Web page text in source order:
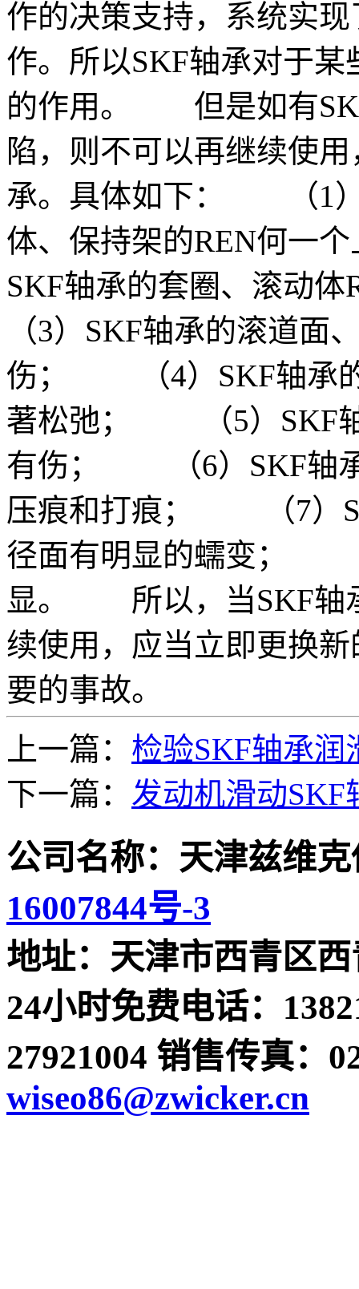
作的决策支持，系统实
作。所以SKF轴承对于
的作用。 但是如有
陷，则不可以再继续使
承。具体如下： （1）
体、保持架的REN何
SKF轴承的套圈、滚
（3）SKF轴承的滚道面
伤； （4）SKF轴承的
著松弛； （5）SKF轴
有伤； （6）SKF轴承
压痕和打痕； （7）
径面有明显的蠕变；
显。 所以，当SKF轴
续使用，应当立即更换
要的事故。
上一篇： 检验SKF轴承润
下一篇： 发动机滑动SKF
公司名称：天津兹维
16007844号-3
地址：天津市西青区西
24小时免费电话：
27921004 销售传真：
wiseo86@zwicker.cn